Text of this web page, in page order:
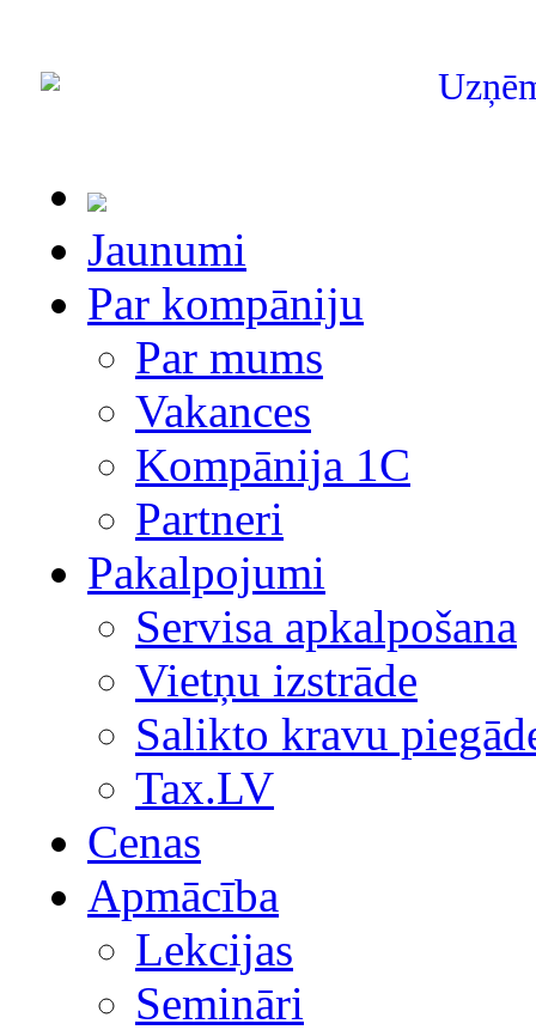
Jaunumi
Par kompāniju
Par mums
Vakances
Kompānija 1С
Partneri
Pakalpojumi
Servisa apkalpošana
Vietņu izstrāde
Salikto kravu
Tax.LV
Cenas
Apmācība
Lekcijas
Semināri